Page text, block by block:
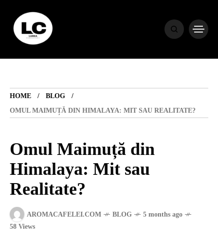
HOME
BLOG
OMUL MAIMUȚĂ DIN HIMALAYA: MIT SAU REALITATE?
Omul Maimuță din
Himalaya: Mit sau
Realitate?
AROMACAFELEI.COM BLOG
5 months ago
58 Views
HOME
BLOG
HOROSCOP
ENGLISH
CONTENT
TRAVEL